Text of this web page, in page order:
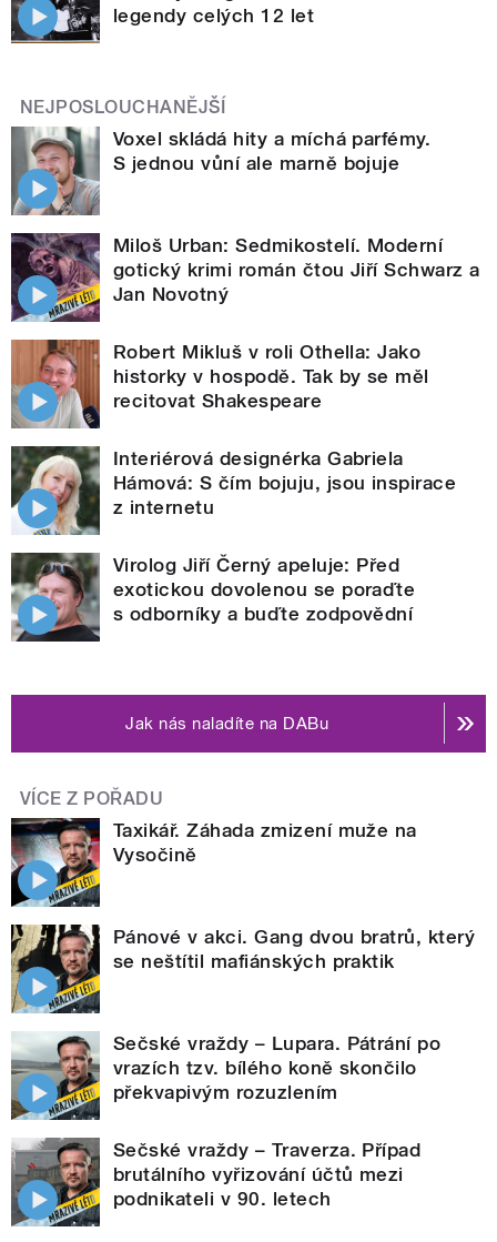
legendy celých 12 let
NEJPOSLOUCHANĚJŠÍ
Voxel skládá hity a míchá parfémy.
S jednou vůní ale marně bojuje
Miloš Urban: Sedmikostelí. Moderní
gotický krimi román čtou Jiří Schwarz a
Jan Novotný
Robert Mikluš v roli Othella: Jako
historky v hospodě. Tak by se měl
recitovat Shakespeare
Interiérová designérka Gabriela
Hámová: S čím bojuju, jsou inspirace
z internetu
Virolog Jiří Černý apeluje: Před
exotickou dovolenou se poraďte
s odborníky a buďte zodpovědní
Jak nás naladíte na DABu
VÍCE Z POŘADU
Taxikář. Záhada zmizení muže na
Vysočině
Pánové v akci. Gang dvou bratrů, který
se neštítil mafiánských praktik
Sečské vraždy – Lupara. Pátrání po
vrazích tzv. bílého koně skončilo
překvapivým rozuzlením
Sečské vraždy – Traverza. Případ
brutálního vyřizování účtů mezi
podnikateli v 90. letech